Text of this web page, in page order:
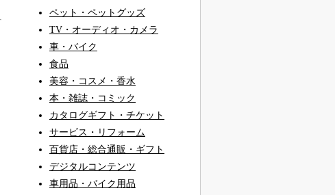
ペット・ペットグッズ
TV・オーディオ・カメラ
車・バイク
食品
美容・コスメ・香水
本・雑誌・コミック
カタログギフト・チケット
サービス・リフォーム
百貨店・総合通販・ギフト
デジタルコンテンツ
車用品・バイク用品